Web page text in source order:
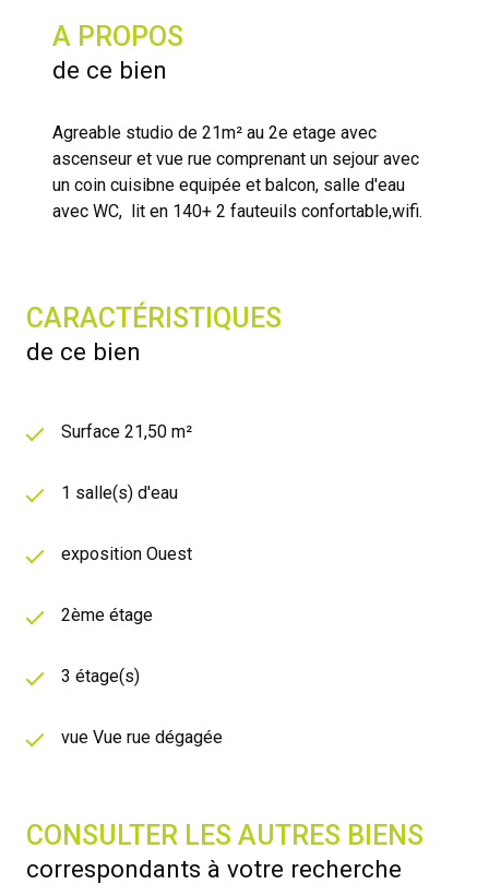
A PROPOS
de ce bien
Agreable studio de 21m² au 2e etage avec
ascenseur et vue rue comprenant un sejour avec
un coin cuisibne equipée et balcon, salle d'eau
avec WC, lit en 140+ 2 fauteuils confortable,wifi.
CARACTÉRISTIQUES
de ce bien
Surface 21,50 m²
1 salle(s) d'eau
exposition Ouest
2ème étage
3 étage(s)
vue Vue rue dégagée
CONSULTER LES AUTRES BIENS
correspondants à votre recherche